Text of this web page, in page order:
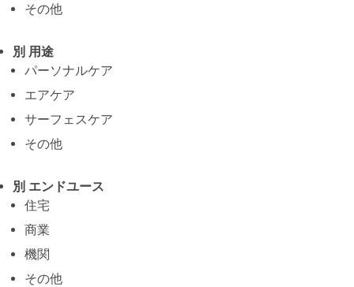
その他
別 用途
パーソナルケア
エアケア
サーフェスケア
その他
別 エンドユース
住宅
商業
機関
その他